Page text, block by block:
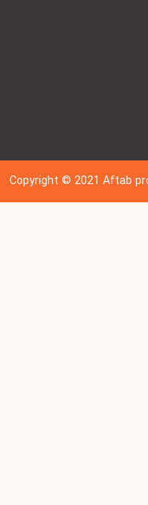
Copyright © 202 1Aftab